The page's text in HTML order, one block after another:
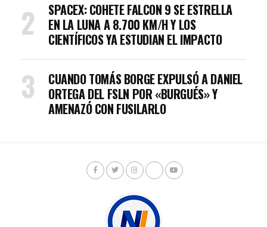
SPACEX: COHETE FALCON 9 SE ESTRELLA
EN LA LUNA A 8.700 KM/H Y LOS
CIENTÍFICOS YA ESTUDIAN EL IMPACTO
CUANDO TOMÁS BORGE EXPULSÓ A DANIEL
ORTEGA DEL FSLN POR «BURGUÉS» Y
AMENAZÓ CON FUSILARLO